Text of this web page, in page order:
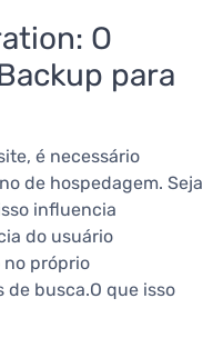
O
para
é necessário
de hospedagem. Seja
influencia
do usuário
no próprio
busca.O que isso